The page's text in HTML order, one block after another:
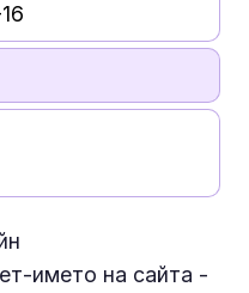
името на сайта -